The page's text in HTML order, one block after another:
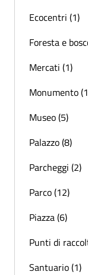
Ecocentri (1)
Foresta e
Mercati (1)
Monumento
Museo (5)
Palazzo (8)
Parcheggi (2)
Parco (12)
Piazza (6)
Punti di
Santuario (1)